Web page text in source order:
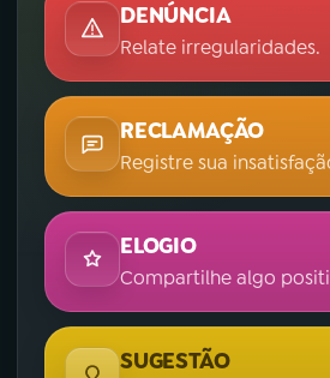
DENÚNCIA
Relate irregularidades.
RECLAMAÇÃO
Registre sua
ELOGIO
Compartilhe algo
SUGESTÃO